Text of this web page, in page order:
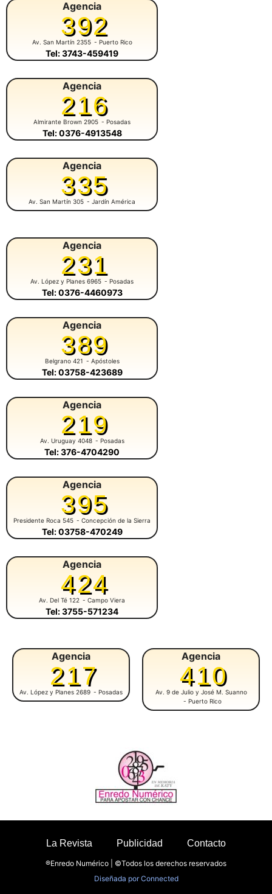
Agencia
392
Av. San Martín 2355 - Puerto Rico
Tel: 3743-459419
Agencia
216
Almirante Brown 2905 - Posadas
Tel: 0376-4913548
Agencia
335
Av. San Martín 305 - Jardín América
Agencia
231
Av. López y Planes 6965 - Posadas
Tel: 0376-4460973
Agencia
389
Belgrano 421 - Apóstoles
Tel: 03758-423689
Agencia
219
Av. Uruguay 4048 - Posadas
Tel: 376-4704290
Agencia
395
Presidente Roca 545 - Concepción de la Sierra
Tel: 03758-470249
Agencia
424
Av. Del Té 122 - Campo Viera
Tel: 3755-571234
Agencia
217
Av. López y Planes 2689 - Posadas
Agencia
410
Av. 9 de Julio y José M. Suanno
- Puerto Rico
La Revista Publicidad Contacto
®Enredo Numérico | ©Todos los derechos reservados
Diseñada porConnected